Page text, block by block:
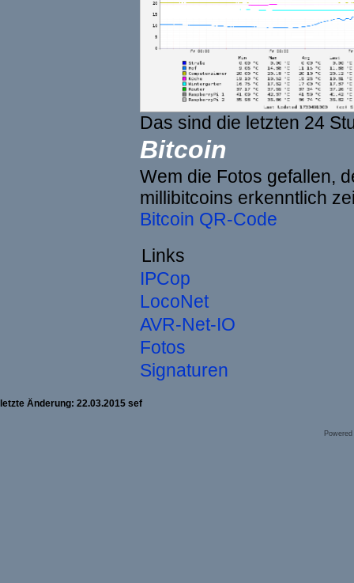
Das sind die letzten 24
Bitcoin
Wem die Fotos gefallen,
millibitcoins erkenntlich
Bitcoin QR-Code
Links
IPCop
LocoNet
AVR-Net-IO
Fotos
Signaturen
letzte Änderung: 22.03.2015 sef